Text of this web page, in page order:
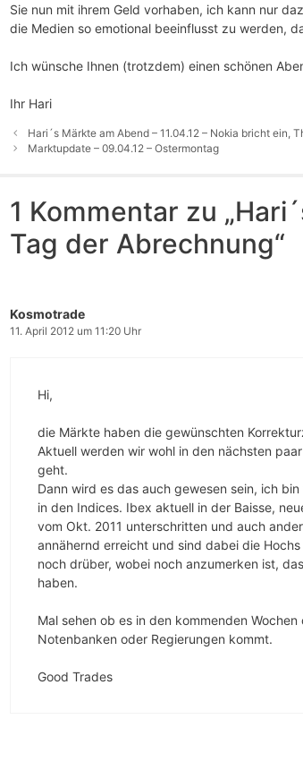
Sie nun mit ihrem Geld vorhaben, ich kann nur
die Medien so emotional beeinflusst zu werden,
Ich wünsche Ihnen (trotzdem) einen schönen
Ihr Hari
Hari´s Märkte am Abend – 11.04.12 – Nokia bricht ein,
Marktupdate – 09.04.12 – Ostermontag
1 Kommentar zu
Tag der Abrechnung“
Kosmotrade
11. April 2012 um 11:20 Uhr
Hi,
die Märkte haben die gewünschten
Aktuell werden wir wohl in den nächsten
geht.
Dann wird es das auch gewesen sein, ich
in den Indices. Ibex aktuell in der Baisse,
vom Okt. 2011 unterschritten und auch
annähernd erreicht und sind dabei die
noch drüber, wobei noch anzumerken ist,
haben.
Mal sehen ob es in den kommenden
Notenbanken oder Regierungen kommt.
Good Trades